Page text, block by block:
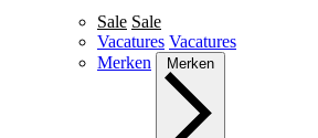
Sale Sale
Vacatures Vacatures
Merken
Merken